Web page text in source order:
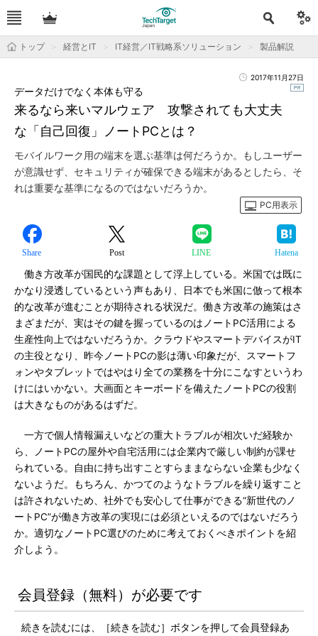
トップ 経営とIT IT経営／IT戦略系ソリューション 製品解説
2017年11月27日
来るなら来いマルウェア 攻撃されても大丈夫
な「自己回復」ノートPCとは？
データだけでなく本体も守る
モバイルワーク用の端末を選ぶ基準は何だろうか。もしユーザー
が意識せず、セキュリティが確保できる端末があるとしたら、そ
れは重要な基準になるのではないだろうか。
PC用表示
Share Post LINE Hatena
働き方改革が国民的な課題として浮上している。米国では既に
かなり浸透しているという声もあり、日本でも米国に倣って根本
的な改革が進むことが期待される状況だ。働き方改革の施策はさ
まざまだが、実はその鍵を握っているのはノートPC活用による
生産性向上ではないだろうか。クラウドやスマートデバイスがIT
の主役となり、昨今ノートPCの影は薄い印象だが、スマートフ
ォンやタブレットではやはり全ての業務を十分にこなすというわ
けにはいかない。大画面とキーボードを備えたノートPCの役割
は大きなものがあるはずだ。
一方で個人情報漏えいなどの重大トラブルが相次いだ経験か
ら、ノートPCの屋外や自宅活用には企業内で厳しい制約が課せ
られている。自由に持ち出すことすらままならない企業も少なく
ないようだ。もちろん、かつてのようなトラブルを繰り返すこと
は許されないため、社外でも安心して仕事ができる“新世代のノ
ートPC”が働き方改革の実現には必須といえるのではないだろう
か。適切なノートPC選びのために考えておくべきポイントを紹
介しよう。
会員登録（無料）が必要です
続きを読むには、［続きを読む］ボタンを押して会員登録あ